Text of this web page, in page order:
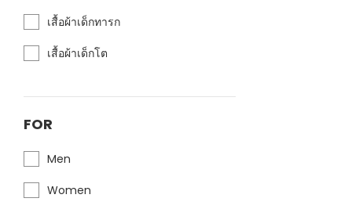
เสื้อผ้าเด็กทารก
เสื้อผ้าเด็กโต
FOR
Men
Women